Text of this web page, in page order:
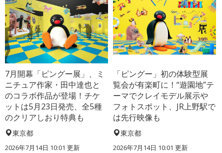
7月開幕「ピングー展」、ミ
ニチュア作家・田中達也と
のコラボ作品が登場！チケ
ットは5月23日発売、全5種
のクリアしおり特典も
東京都
2026年7月14日 10:01 更新
「ピングー」初の体験型展
覧会が有楽町に！“遊園地”テ
ーマでクレイモデル展示や
フォトスポット、JR上野駅で
は先行映像も
東京都
2026年7月14日 10:01 更新